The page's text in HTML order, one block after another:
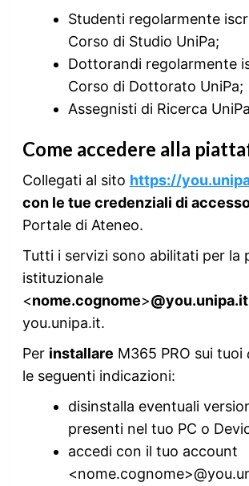
Studenti regolarmente
Corso di Studio UniPa;
Dottorandi regolarmente
Corso di Dottorato UniPa;
Assegnisti di Ricerca
Come accedere alla
Collegati al sito https://
con le tue credenziali di
Portale di Ateneo.
Tutti i servizi sono abilitati per la
istituzionale
<nome.cognome>@you.unipa.it
you.unipa.it.
Per installare M365 PRO sui tuoi
le seguenti indicazioni:
disinstalla eventuali
presenti nel tuo PC o
accedi con il tuo account